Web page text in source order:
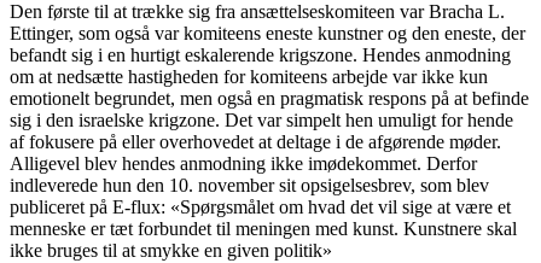
Den første til at trække sig fra ansættelseskomiteen var Bracha L.
Ettinger, som også var komiteens eneste kunstner og den eneste, der
befandt sig i en hurtigt eskalerende krigszone. Hendes anmodning
om at nedsætte hastigheden for komiteens arbejde var ikke kun
emotionelt begrundet, men også en pragmatisk respons på at befinde
sig i den israelske krigzone. Det var simpelt hen umuligt for hende
af fokusere på eller overhovedet at deltage i de afgørende møder.
Alligevel blev hendes anmodning ikke imødekommet. Derfor
indleverede hun den 10. november sit opsigelsesbrev, som blev
publiceret på E-flux: «Spørgsmålet om hvad det vil sige at være et
menneske er tæt forbundet til meningen med kunst. Kunstnere skal
ikke bruges til at smykke en given politik»